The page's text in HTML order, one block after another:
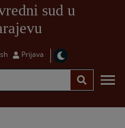
sud u
Prijava